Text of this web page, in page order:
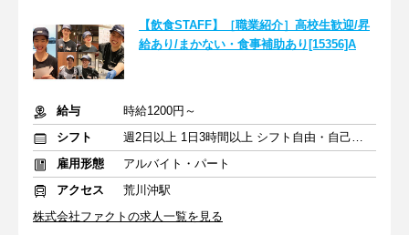
【飲食STAFF】［職業紹介］高校生歓迎/昇
給あり/まかない・食事補助あり[15356]A
給与
時給1200円～
シフト
週2日以上 1日3時間以上 シフト自由・自己申告
雇用形態
アルバイト・パート
アクセス
荒川沖駅
株式会社ファクトの求人一覧を見る